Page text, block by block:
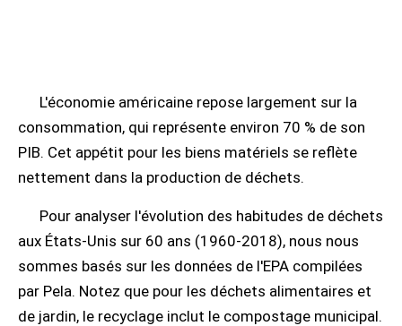
L'économie américaine repose largement sur la
consommation, qui représente environ 70 % de son
PIB. Cet appétit pour les biens matériels se reflète
nettement dans la production de déchets.
Pour analyser l'évolution des habitudes de déchets
aux États-Unis sur 60 ans (1960-2018), nous nous
sommes basés sur les données de l'EPA compilées
par Pela. Notez que pour les déchets alimentaires et
de jardin, le recyclage inclut le compostage municipal.